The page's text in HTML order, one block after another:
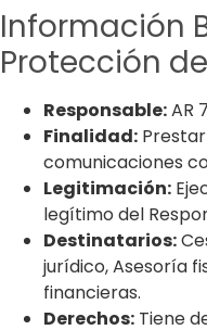
Información
Protección
Responsable:AR
Finalidad:
comunicaciones
Legitimación:
legítimo del
Destinatarios:
jurídico, Asesoría
financieras.
Derechos: Tiene